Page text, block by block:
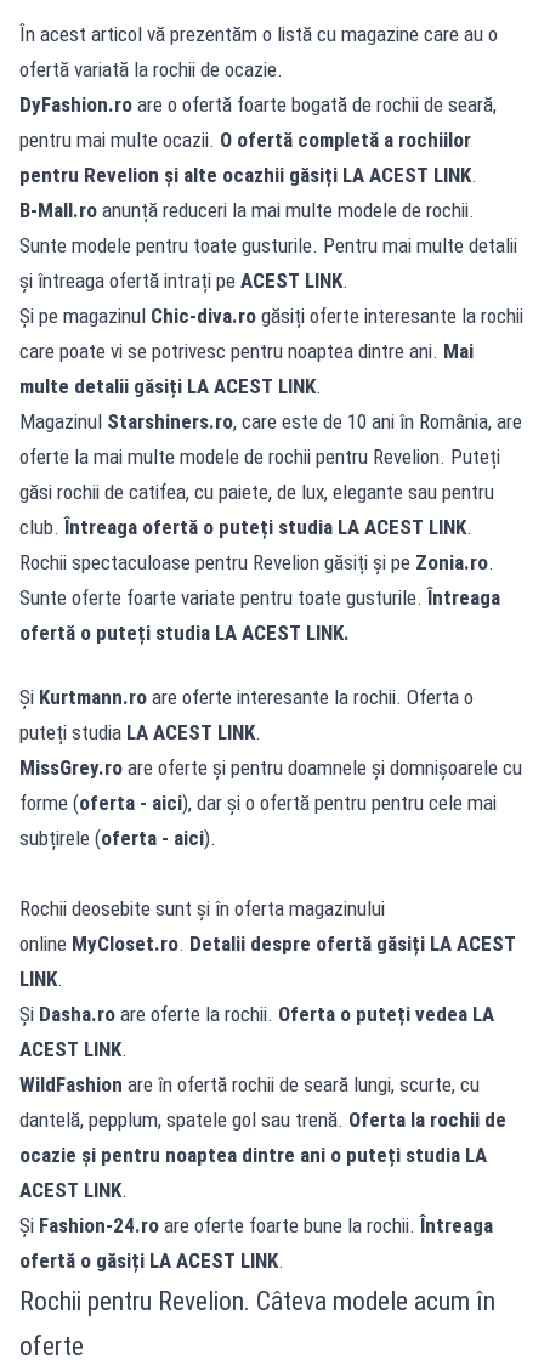
În acest articol vă prezentăm o listă cu magazine care au o
ofertă variată la rochii de ocazie.
DyFashion.ro are o ofertă foarte bogată de rochii de seară,
pentru mai multe ocazii. O ofertă completă a rochiilor
pentru Revelion și alte ocazhii găsiți LA ACEST LINK.
B-Mall.ro anunță reduceri la mai multe modele de rochii.
Sunte modele pentru toate gusturile. Pentru mai multe detalii
și întreaga ofertă intrați pe ACEST LINK.
Și pe magazinul Chic-diva.ro găsiți oferte interesante la rochii
care poate vi se potrivesc pentru noaptea dintre ani. Mai
multe detalii găsiți LA ACEST LINK.
Magazinul Starshiners.ro, care este de 10 ani în România, are
oferte la mai multe modele de rochii pentru Revelion. Puteți
găsi rochii de catifea, cu paiete, de lux, elegante sau pentru
club.Întreaga ofertă o puteți studia LA ACEST LINK.
Rochii spectaculoase pentru Revelion găsiți și pe Zonia.ro.
Sunte oferte foarte variate pentru toate gusturile.Întreaga
ofertă o puteți studia LA ACEST LINK.
Și Kurtmann.ro are oferte interesante la rochii. Oferta o
puteți studia LA ACEST LINK.
MissGrey.ro are oferte și pentru doamnele și domnișoarele cu
forme (oferta - aici), dar și o ofertă pentru pentru cele mai
subțirele (oferta - aici).
Rochii deosebite sunt și în oferta magazinului
online MyCloset.ro. Detalii despre ofertă găsiți LA ACEST
LINK.
Și Dasha.ro are oferte la rochii. Oferta o puteți vedea LA
ACEST LINK.
WildFashion are în ofertă rochii de seară lungi, scurte, cu
dantelă, pepplum, spatele gol sau trenă. Oferta la rochii de
ocazie și pentru noaptea dintre ani o puteți studia LA
ACEST LINK.
Și Fashion-24.ro are oferte foarte bune la rochii.Întreaga
ofertă o găsiți LA ACEST LINK.
Rochii pentru Revelion. Câteva modele acum în
oferte